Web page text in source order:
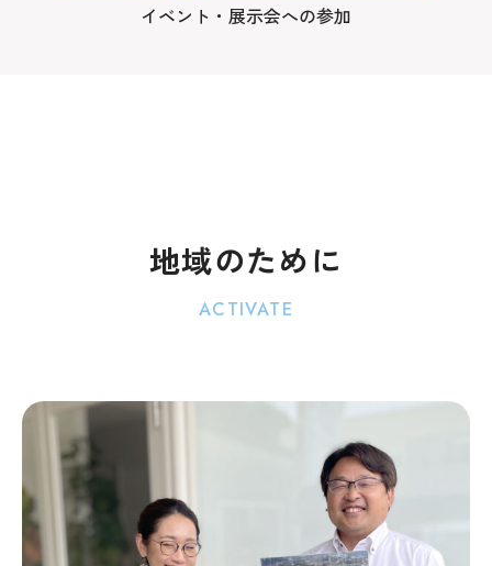
イベント・展示会への参加
地域のために
ACTIVATE